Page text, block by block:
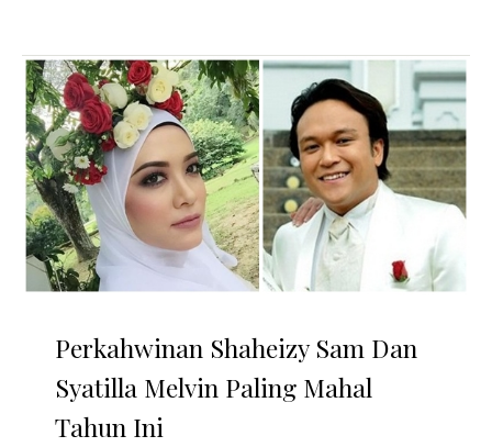
Perkahwinan Shaheizy Sam Dan
Syatilla Melvin Paling Mahal
Tahun Ini